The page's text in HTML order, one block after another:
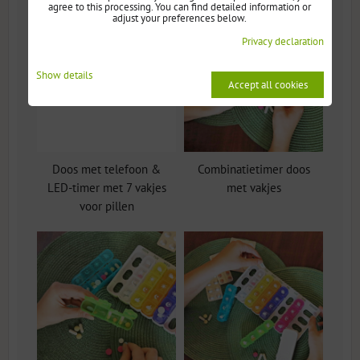
Doos met telefoon &
LED-timer met 7 vakjes
voor pillen
Combinatietimer doos
met vakjes
agree to this processing. You can find detailed information or
adjust your preferences below.
Privacy declaration
Show details
Accept all cookies